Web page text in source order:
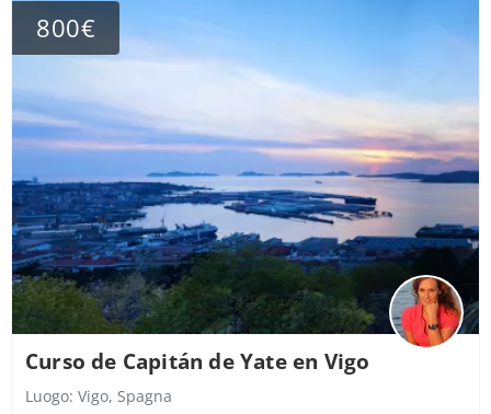
800€
Curso de Capitán de Yate en Vigo
Luogo: Vigo, Spagna